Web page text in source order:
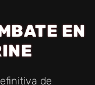
EN
de